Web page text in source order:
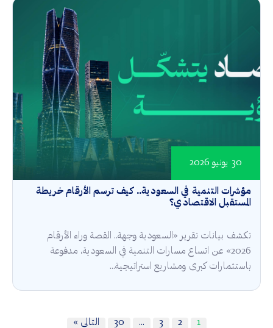
مؤشرات التنمية في السعودية.. كيف ترسم الأرقام خريطة
المستقبل الاقتصادي؟
30 يونيو 2026
تكشف بيانات تقرير «السعودية وجهة.. القصة وراء الأرقام
2026» عن اتساع مسارات التنمية في السعودية، مدفوعة
باستثمارات كبرى ومشاريع استراتيجية...
1
2
3
…
30 التالي »